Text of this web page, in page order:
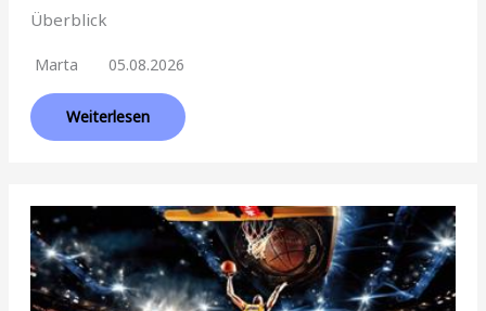
Überblick
Marta 05.08.2026
Weiterlesen